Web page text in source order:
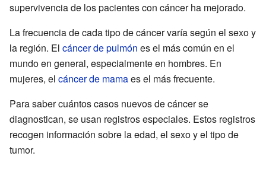
supervivencia de los pacientes con cáncer ha mejorado.
La frecuencia de cada tipo de cáncer varía según el sexo y
la región. El cáncer de pulmón es el más común en el
mundo en general, especialmente en hombres. En
mujeres, el cáncer de mamaes el más frecuente.
Para saber cuántos casos nuevos de cáncer se
diagnostican, se usan registros especiales. Estos registros
recogen información sobre la edad, el sexo y el tipo de
tumor.